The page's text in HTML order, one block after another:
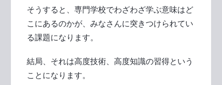
そうすると、専門学校でわざわざ学ぶ意味はど
こにあるのかが、みなさんに突きつけられてい
る課題になります。
結局、それは高度技術、高度知識の習得という
ことになります。